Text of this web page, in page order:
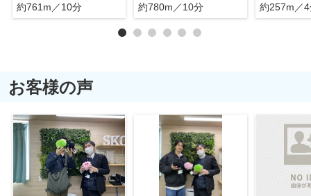
約761m／10分
約780m／10分
約257m／
お客様の声